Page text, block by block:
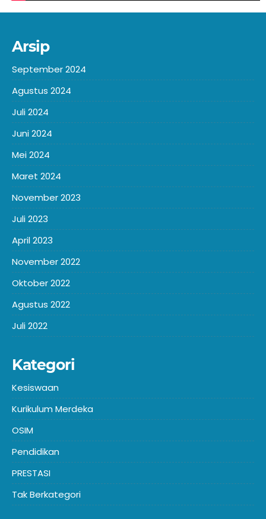
Arsip
September 2024
Agustus 2024
Juli 2024
Juni 2024
Mei 2024
Maret 2024
November 2023
Juli 2023
April 2023
November 2022
Oktober 2022
Agustus 2022
Juli 2022
Kategori
Kesiswaan
Kurikulum Merdeka
OSIM
Pendidikan
PRESTASI
Tak Berkategori